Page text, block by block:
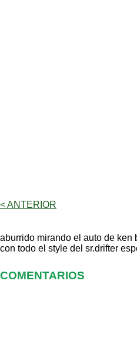
< ANTERIOR
aburrido mirando el auto de ken
con todo el style del sr.drifter
COMENTARIOS